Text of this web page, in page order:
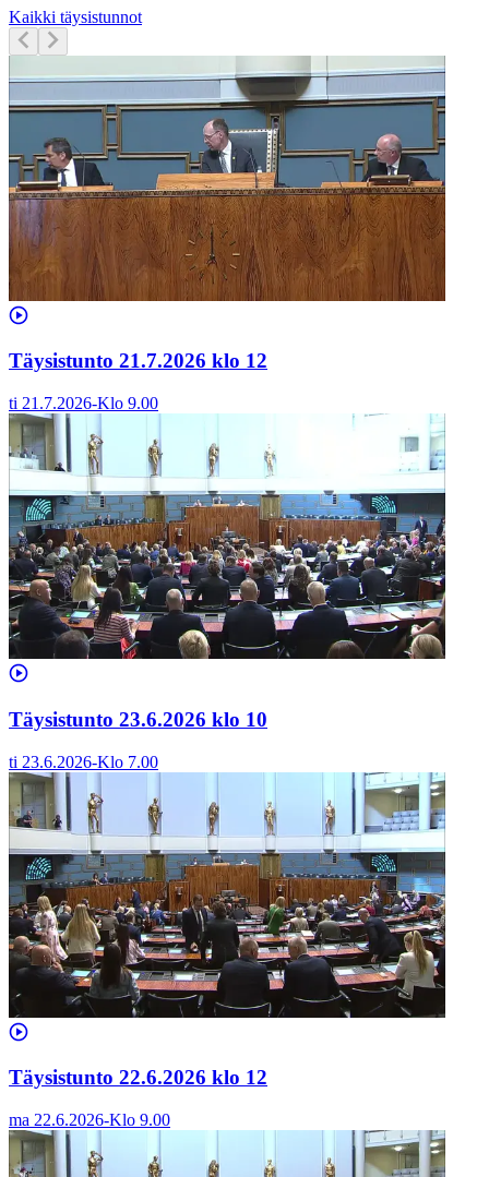
Kaikki täysistunnot
Täysistunto 21.7.2026 klo 12
ti 21.7.2026-Klo 9.00
Täysistunto 23.6.2026 klo 10
ti 23.6.2026-Klo 7.00
Täysistunto 22.6.2026 klo 12
ma 22.6.2026-Klo 9.00